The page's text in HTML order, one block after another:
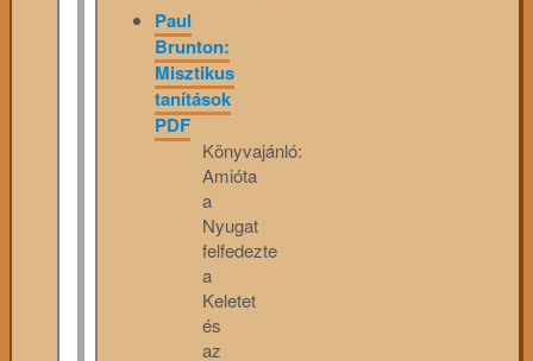
Paul
Brunton:
Misztikus
tanítások
PDF
Könyvajánló:
Amióta
a
Nyugat
felfedezte
a
Keletet
és
az